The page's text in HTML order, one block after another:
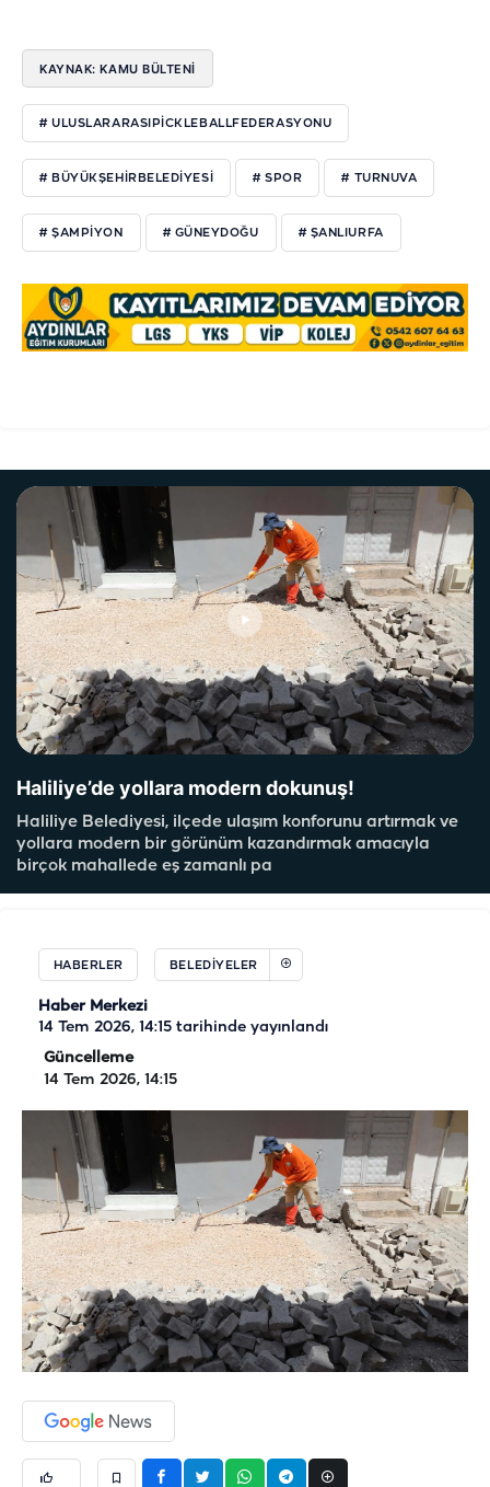
KAYNAK: KAMU BÜLTENI
# ULUSLARARASIPICKLEBALLFEDERASYONU
# BÜYÜKŞEHIRBELEDIYESI # SPOR # TURNUVA
# ŞAMPIYON # GÜNEYDOĞU # ŞANLIURFA
Haliliye’de yollara modern dokunuş!
Haliliye Belediyesi, ilçede ulaşım konforunu artırmak ve
yollara modern bir görünüm kazandırmak amacıyla
birçok mahallede eş zamanlı pa
HABERLER BELEDIYELER
Haber Merkezi
14 Tem 2026, 14:15 tarihinde yayınlandı
Güncelleme
14 Tem 2026, 14:15